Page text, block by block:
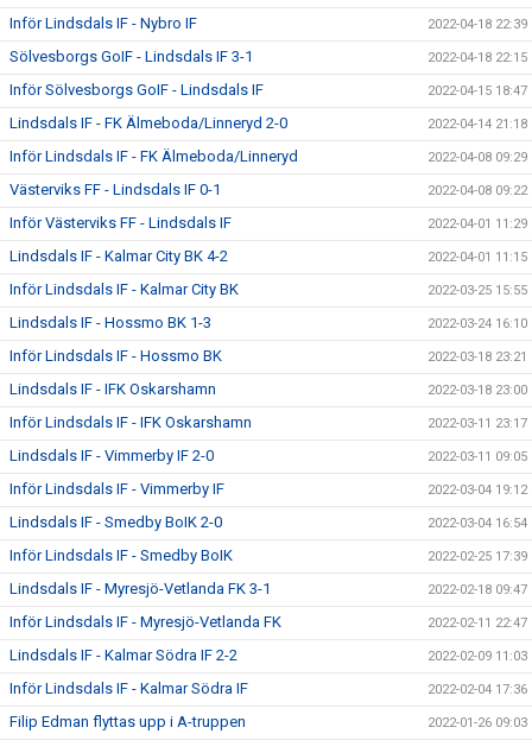
Inför Lindsdals IF - Nybro IF 2022-04-18 22:39
Sölvesborgs GoIF - Lindsdals IF 3-1 2022-04-18 22:15
Inför Sölvesborgs GoIF - Lindsdals IF 2022-04-15 18:47
Lindsdals IF - FK Älmeboda/Linneryd 2-0 2022-04-14 21:18
Inför Lindsdals IF - FK Älmeboda/Linneryd 2022-04-08 09:29
Västerviks FF - Lindsdals IF 0-1 2022-04-08 09:22
Inför Västerviks FF - Lindsdals IF 2022-04-01 11:29
Lindsdals IF - Kalmar City BK 4-2 2022-04-01 11:15
Inför Lindsdals IF - Kalmar City BK 2022-03-25 15:55
Lindsdals IF - Hossmo BK 1-3 2022-03-24 16:10
Inför Lindsdals IF - Hossmo BK 2022-03-18 23:21
Lindsdals IF - IFK Oskarshamn 2022-03-18 23:00
Inför Lindsdals IF - IFK Oskarshamn 2022-03-11 23:17
Lindsdals IF - Vimmerby IF 2-0 2022-03-11 09:05
Inför Lindsdals IF - Vimmerby IF 2022-03-04 19:12
Lindsdals IF - Smedby BoIK 2-0 2022-03-04 16:54
Inför Lindsdals IF - Smedby BoIK 2022-02-25 17:39
Lindsdals IF - Myresjö-Vetlanda FK 3-1 2022-02-18 09:47
Inför Lindsdals IF - Myresjö-Vetlanda FK 2022-02-11 22:47
Lindsdals IF - Kalmar Södra IF 2-2 2022-02-09 11:03
Inför Lindsdals IF - Kalmar Södra IF 2022-02-04 17:36
Filip Edman flyttas upp i A-truppen 2022-01-26 09:03